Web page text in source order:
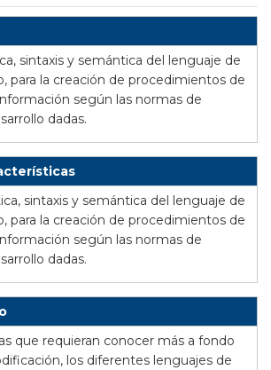
sintaxis y semántica del lenguaje de
para la creación de procedimientos de
según las normas de
dadas.
sintaxis y semántica del lenguaje de
para la creación de procedimientos de
según las normas de
dadas.
que requieran conocer más a fondo
los diferentes lenguajes de